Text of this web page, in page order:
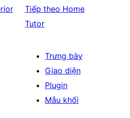
Tiếp theo Home
Tutor
Trưng bày
Giao diện
Plugin
Mẫu khối